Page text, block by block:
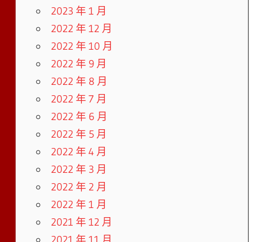
2023 年 1 月
2022 年 12 月
2022 年 10 月
2022 年 9 月
2022 年 8 月
2022 年 7 月
2022 年 6 月
2022 年 5 月
2022 年 4 月
2022 年 3 月
2022 年 2 月
2022 年 1 月
2021 年 12 月
2021 年 11 月